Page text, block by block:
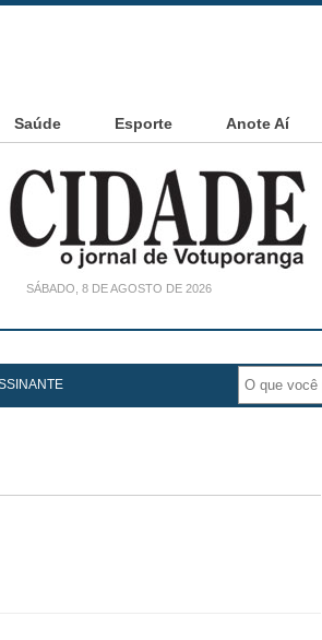
Saúde Esporte Anote Aí
SÁBADO, 8 DE AGOSTO DE 2026